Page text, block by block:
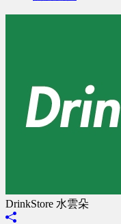
DrinkStore 水雲朵